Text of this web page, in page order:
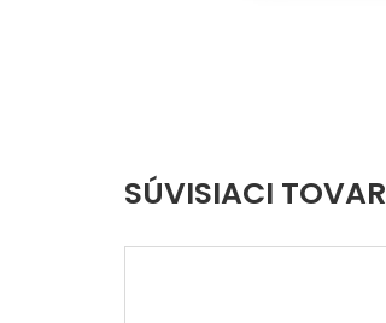
SÚVISIACI TOVAR